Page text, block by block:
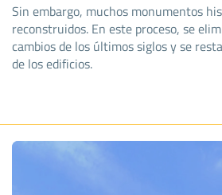
Sin embargo, muchos monumentos
reconstruidos. En este proceso, se
cambios de los últimos siglos y se
de los edificios.